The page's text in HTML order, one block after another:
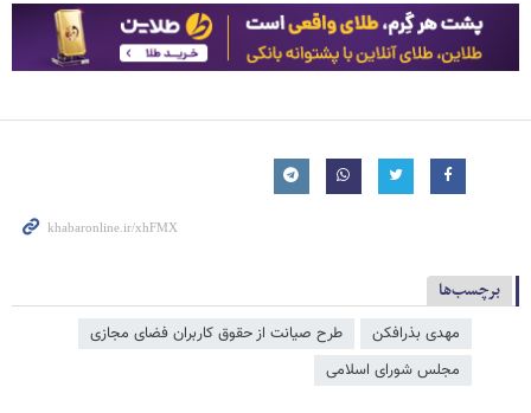
برچسب‌ها
مهدی بذرافکن
طرح صیانت از حقوق کاربران فضای مجازی
مجلس شورای اسلامی